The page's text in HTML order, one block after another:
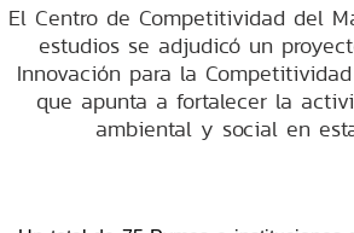
El Centro de Competitividad del
estudios se adjudicó un
Innovación para la
que apunta a fortalecer la
ambiental y social en